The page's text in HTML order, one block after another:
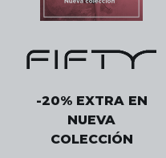
-20% EXTRA EN
NUEVA
COLECCIÓN